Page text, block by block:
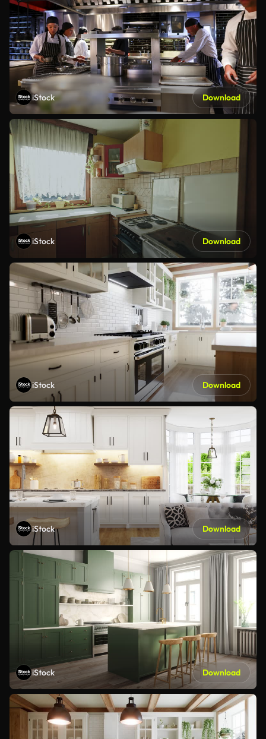
iStock Download
iStock Download
iStock Download
iStock Download
iStock Download